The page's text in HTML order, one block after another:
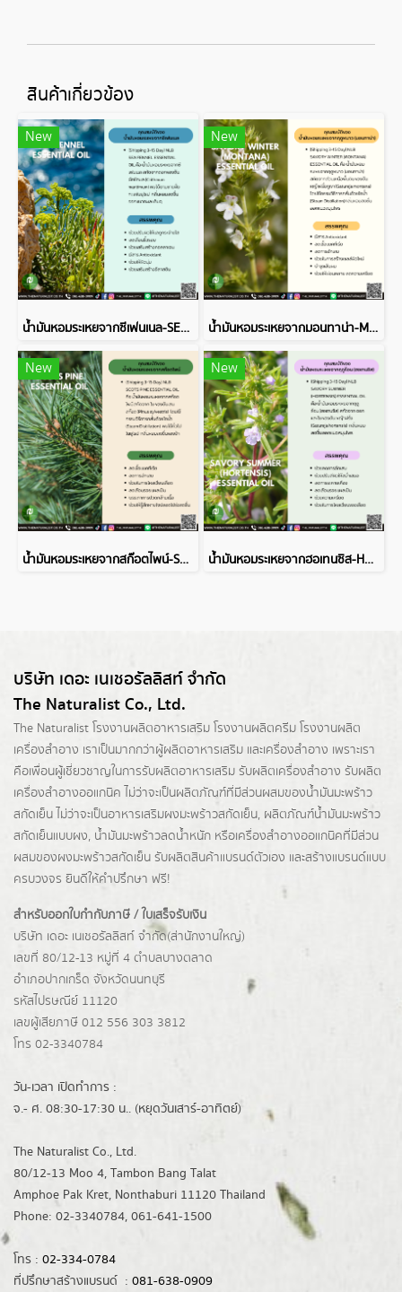
สินค้าเกี่ยวข้อง
New
น้ำมันหอมระเหยจากซีเฟนเนล-SEA FENNEL ESSENTIAL OIL
New
น้ำมันหอมระเหยจากมอนทาน่า-MONTANA ESSENTIAL OIL
New
น้ำมันหอมระเหยจากสก๊อตไพน์-SCOTS PINE ESSENTIAL OIL
New
น้ำมันหอมระเหยจากฮอเทนซิส-HORTENSIS ESSENTIAL OIL
บริษัท เดอะ เนเชอรัลลิสท์ จำกัด
The Naturalist Co., Ltd.
The Naturalist โรงงานผลิตอาหารเสริม โรงงานผลิตครีม โรงงานผลิต
เครื่องสำอาง เราเป็นมากกว่าผู้ผลิตอาหารเสริม และเครื่องสำอาง เพราะเรา
คือเพื่อนผู้เชี่ยวชาญในการรับผลิตอาหารเสริม รับผลิตเครื่องสำอาง รับผลิต
เครื่องสำอางออแกนิค ไม่ว่าจะเป็นผลิตภัณฑ์ที่มีส่วนผสมของน้ำมันมะพร้าว
สกัดเย็น ไม่ว่าจะเป็นอาหารเสริมผงมะพร้าวสกัดเย็น, ผลิตภัณฑ์น้ำมันมะพร้าว
สกัดเย็นแบบผง, น้ำมันมะพร้าวลดน้ำหนัก หรือเครื่องสำอางออแกนิคที่มีส่วน
ผสมของผงมะพร้าวสกัดเย็น รับผลิตสินค้าแบรนด์ตัวเอง และสร้างแบรนด์แบบ
ครบวงจร ยินดีให้คำปรึกษา ฟรี!
สำหรับออกใบกำกับภาษี / ใบเสร็จรับเงิน
บริษัท เดอะ เนเชอรัลลิสท์ จำกัด(ส่านักงานใหญ่)
เลขที่ 80/12-13 หมู่ที่ 4 ตำบลบางตลาด
อำเภอปากเกร็ด จังหวัดนนทบุรี
รหัสไปรษณีย์ 11120
เลขผู้เสียภาษี 012 556 303 3812
โทร 02-3340784
วัน-เวลา เปิดทำการ :
จ.- ศ. 08:30-17:30 น.. (หยุดวันเสาร์-อาทิตย์)
The Naturalist Co., Ltd.
80/12-13 Moo 4, Tambon Bang Talat
Amphoe Pak Kret, Nonthaburi 11120 Thailand
Phone: 02-3340784, 061-641-1500
โทร : 02-334-0784
ที่ปรึกษาสร้างแบรนด์ : 081-638-0909